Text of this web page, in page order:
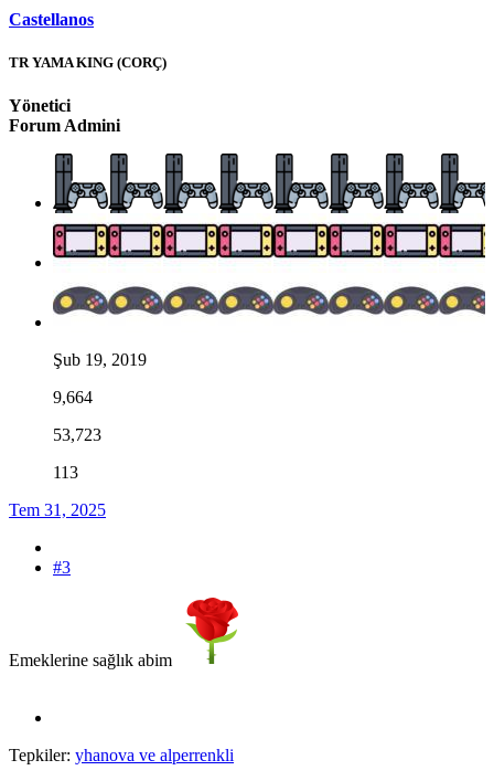
Castellanos
TR YAMA KING (CORÇ)
Yönetici
Forum Admini
Şub 19, 2019
9,664
53,723
113
Tem 31, 2025
#3
Emeklerine sağlık abim
Tepkiler: yhanova ve alperrenkli